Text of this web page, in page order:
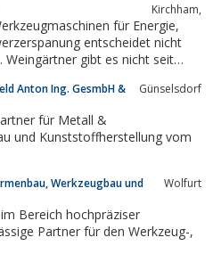
Kirchham,
für Energie,
Weingärtner gibt es nicht seit
Kunden
Anton Ing. GesmbH &
Günselsdorf
für Metall &
und Kunststoffherstellung vom
Werkzeugbau und
Wolfurt
Bereich hochpräziser
Partner für den Werkzeug-,